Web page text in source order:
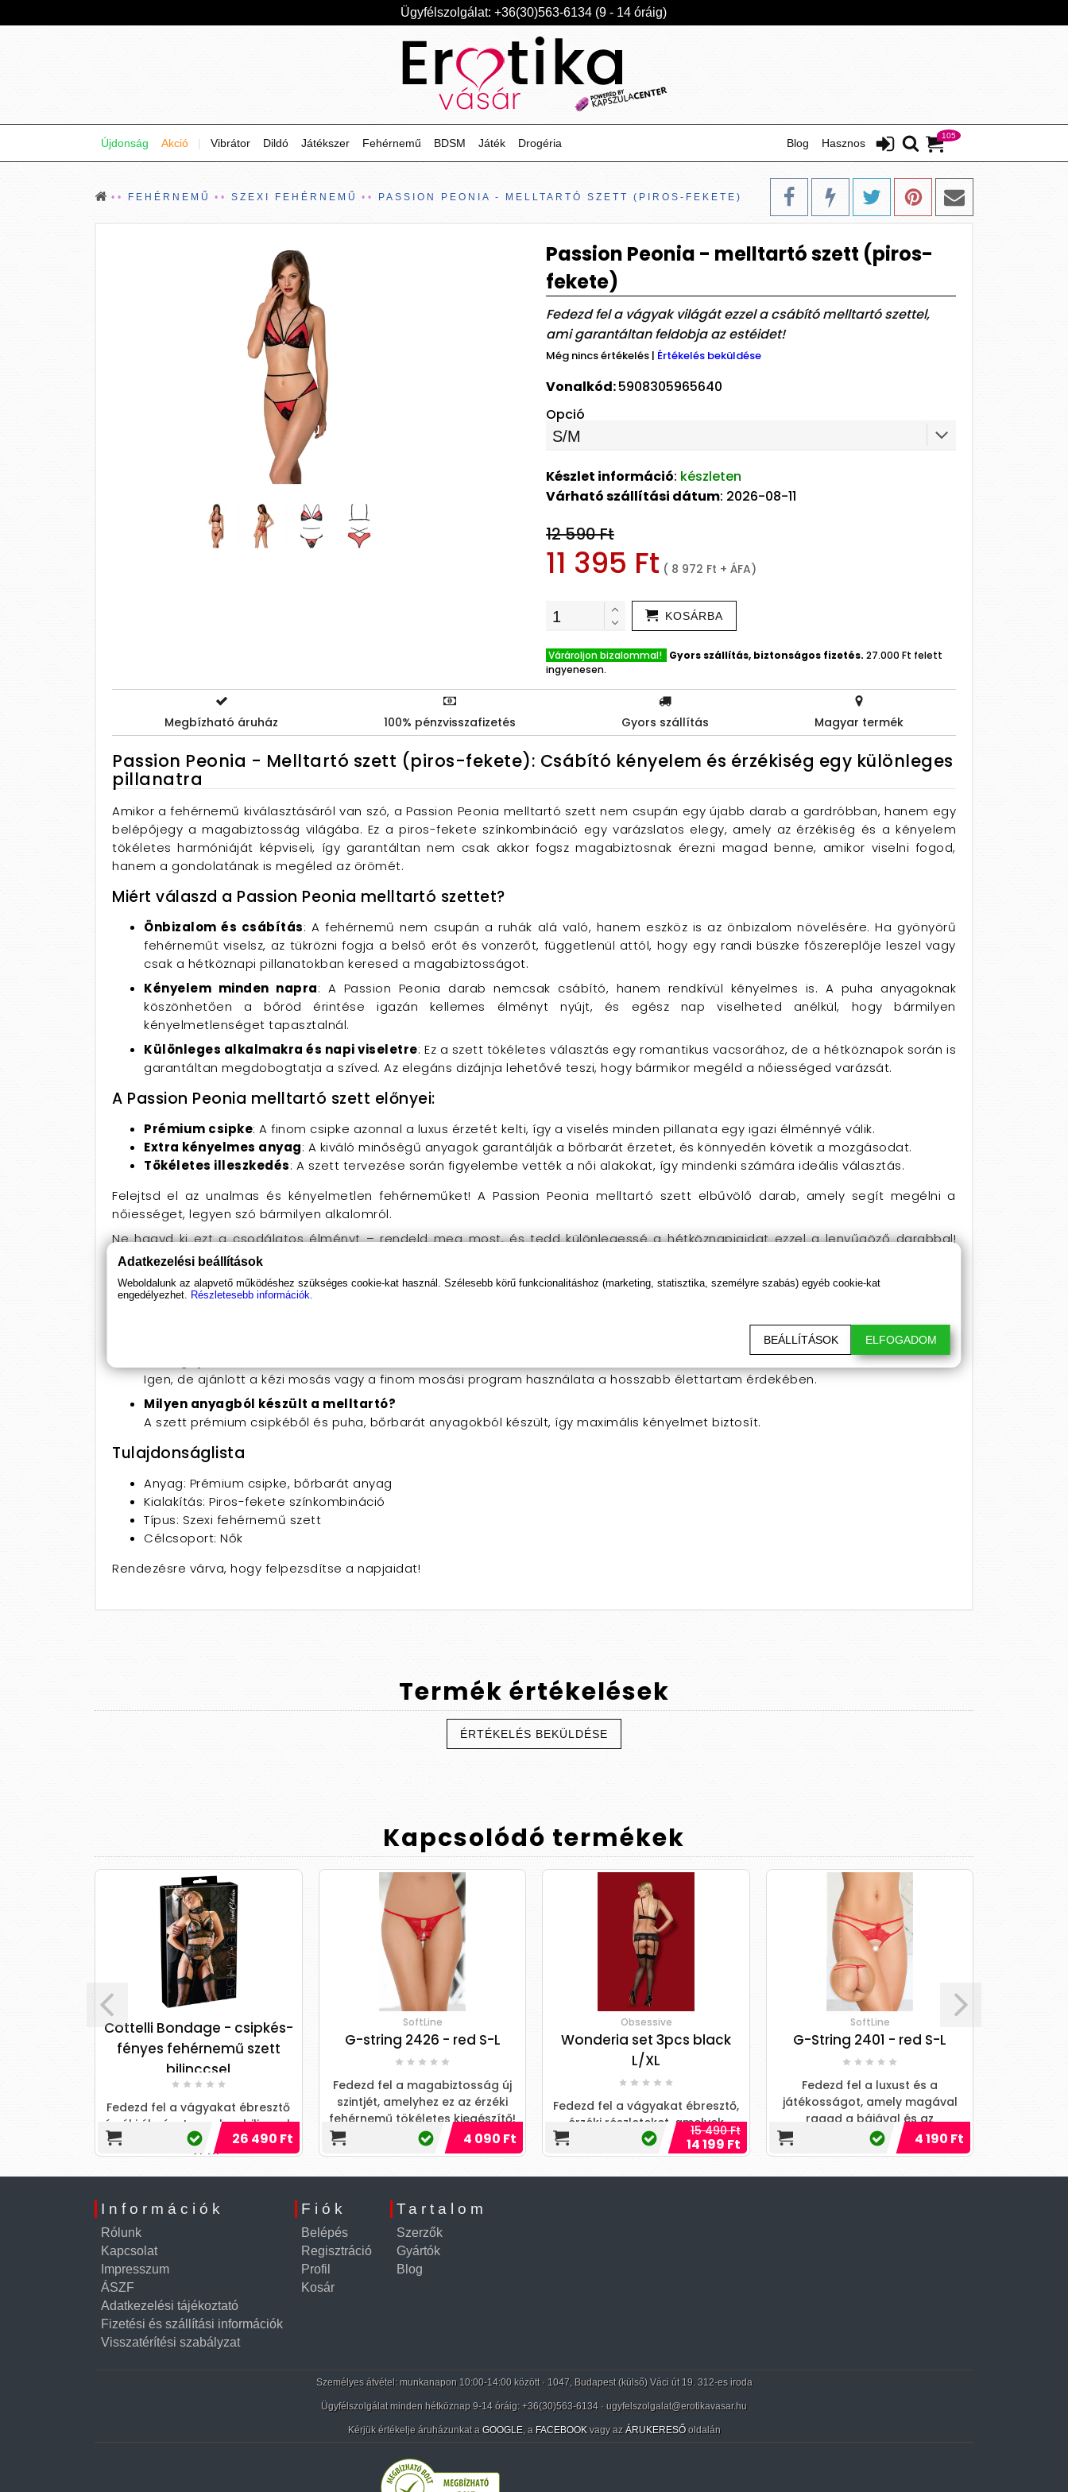
Ügyfélszolgálat: +36(30)563-6134 (9 - 14 óráig)
105
Hasznos
Újdonság Blog
Akció | Vibrátor Dildó Játékszer Fehérnemű BDSM Játék Drogéria
FEHÉRNEMŰ SZEXI FEHÉRNEMŰ PASSION PEONIA - MELLTARTÓ SZETT (PIROS-FEKETE)
Passion Peonia - melltartó szett (piros-
fekete)
Fedezd fel a vágyak világát ezzel a csábító melltartó szettel,
ami garantáltan feldobja az estéidet!
Még nincs értékelés | Értékelés beküldése
Vonalkód:5908305965640
Opció
Készlet információ: készleten
Várható szállítási dátum: 2026-08-11
12 590 Ft
11 395 Ft ( 8 972 Ft + ÁFA)
KOSÁRBA
Várároljon bizalommal! Gyors szállítás, biztonságos fizetés. 27.000 Ft felett
ingyenesen.
Megbízható áruház 100% pénzvisszafizetés Gyors szállítás Magyar termék
Passion Peonia - Melltartó szett (piros-fekete): Csábító kényelem és érzékiség egy különleges
pillanatra
Amikor a fehérnemű kiválasztásáról van szó, a Passion Peonia melltartó szett nem csupán egy újabb darab a gardróbban, hanem egy
belépőjegy a magabiztosság világába. Ez a piros-fekete színkombináció egy varázslatos elegy, amely az érzékiség és a kényelem
tökéletes harmóniáját képviseli, így garantáltan nem csak akkor fogsz magabiztosnak érezni magad benne, amikor viselni fogod,
hanem a gondolatának is megéled az örömét.
Miért válaszd a Passion Peonia melltartó szettet?
Önbizalom és csábítás: A fehérnemű nem csupán a ruhák alá való, hanem eszköz is az önbizalom növelésére. Ha gyönyörű
fehérneműt viselsz, az tükrözni fogja a belső erőt és vonzerőt, függetlenül attól, hogy egy randi büszke főszereplője leszel vagy
csak a hétköznapi pillanatokban keresed a magabiztosságot.
Kényelem minden napra: A Passion Peonia darab nemcsak csábító, hanem rendkívül kényelmes is. A puha anyagoknak
köszönhetően a bőröd érintése igazán kellemes élményt nyújt, és egész nap viselheted anélkül, hogy bármilyen
kényelmetlenséget tapasztalnál.
Különleges alkalmakra és napi viseletre: Ez a szett tökéletes választás egy romantikus vacsorához, de a hétköznapok során is
garantáltan megdobogtatja a szíved. Az elegáns dizájnja lehetővé teszi, hogy bármikor megéld a nőiességed varázsát.
A Passion Peonia melltartó szett előnyei:
Prémium csipke: A finom csipke azonnal a luxus érzetét kelti, így a viselés minden pillanata egy igazi élménnyé válik.
Extra kényelmes anyag: A kiváló minőségű anyagok garantálják a bőrbarát érzetet, és könnyedén követik a mozgásodat.
Tökéletes illeszkedés: A szett tervezése során figyelembe vették a női alakokat, így mindenki számára ideális választás.
Felejtsd el az unalmas és kényelmetlen fehérneműket! A Passion Peonia melltartó szett elbűvölő darab, amely segít megélni a
nőiességet, legyen szó bármilyen alkalomról.
Ne hagyd ki ezt a csodálatos élményt – rendeld meg most, és tedd különlegessé a hétköznapjaidat ezzel a lenyűgöző darabbal!
Párosítsd egy elegáns hálóinggel a tökéletes hatásért!
Gyakori kérdések (FAQ)
A Passion Peonia melltartó szett különböző méretekben kapható, hogy mindenki megtalálja a számára legmegfelelőbbet.
Igen, de ajánlott a kézi mosás vagy a finom mosási program használata a hosszabb élettartam érdekében.
Milyen anyagból készült a melltartó?
A szett prémium csipkéből és puha, bőrbarát anyagokból készült, így maximális kényelmet biztosít.
Tulajdonságlista
Anyag: Prémium csipke, bőrbarát anyag
Kialakítás: Piros-fekete színkombináció
Típus: Szexi fehérnemű szett
Célcsoport: Nők
Rendezésre várva, hogy felpezsdítse a napjaidat!
Termék értékelések
ÉRTÉKELÉS BEKÜLDÉSE
Kapcsolódó termékek
Cottelli Bondage - csipkés-
fényes fehérnemű szett
bilinccsel
Fedezd fel a vágyakat ébresztő
érzéki élményt, amely a bilincsek
és a csipke játékosságával
csábít!
26 490 Ft
SoftLine
G-string 2426 - red S-L
Fedezd fel a magabiztosság új
szintjét, amelyhez ez az érzéki
fehérnemű tökéletes kiegészítő!
4 090 Ft
Obsessive
Wonderia set 3pcs black
L/XL
Fedezd fel a vágyakat ébresztő,
érzéki részleteket, amelyek
garantáltan levettéged a
lábadról!
15 490 Ft
14 199 Ft
SoftLine
G-String 2401 - red S-L
Fedezd fel a luxust és a
játékosságot, amely magával
ragad a bájával és az
érzékiséggel!
4 190 Ft
Információk
Rólunk
Kapcsolat
Impresszum
ÁSZF
Adatkezelési tájékoztató
Fizetési és szállítási információk
Visszatérítési szabályzat
Fiók
Belépés
Regisztráció
Profil
Kosár
Tartalom
Szerzők
Gyártók
Blog
Személyes átvétel: munkanapon 10:00-14:00 között · 1047, Budapest (külső) Váci út 19. 312-es iroda
Ügyfélszolgálat minden hétköznap 9-14 óráig: +36(30)563-6134 · ugyfelszolgalat@erotikavasar.hu
Kérjük értékelje áruházunkat a GOOGLE, a FACEBOOK vagy az ÁRUKERESŐ oldalán
Adatkezelési beállítások
Weboldalunk az alapvető működéshez szükséges cookie-kat használ. Szélesebb körű funkcionalitáshoz (marketing, statisztika, személyre szabás) egyéb cookie-kat
engedélyezhet. Részletesebb információk.
BEÁLLÍTÁSOK ELFOGADOM